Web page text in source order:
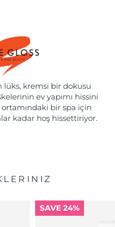
lüks, kremsi bir dokusu
ev yapımı hissini
ortamındaki bir spa için
kadar hoş hissettiriyor.
SAVE 24%